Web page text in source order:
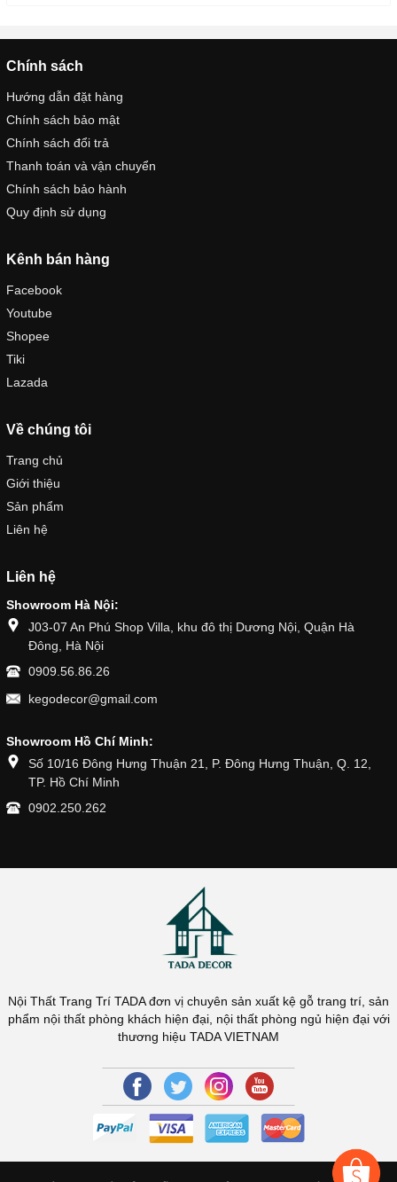
Chính sách
Hướng dẫn đặt hàng
Chính sách bảo mật
Chính sách đổi trả
Thanh toán và vận chuyển
Chính sách bảo hành
Quy định sử dụng
Kênh bán hàng
Facebook
Youtube
Shopee
Tiki
Lazada
Về chúng tôi
Trang chủ
Giới thiệu
Sản phẩm
Liên hệ
Liên hệ
Showroom Hà Nội:
J03-07 An Phú Shop Villa, khu đô thị Dương Nội, Quận Hà
Đông, Hà Nội
0909.56.86.26
kegodecor@gmail.com
Showroom Hồ Chí Minh:
Số 10/16 Đông Hưng Thuận 21, P. Đông Hưng Thuận, Q. 12,
TP. Hồ Chí Minh
0902.250.262
Nội Thất Trang Trí TADA đơn vị chuyên sản xuất kệ gỗ trang trí, sản
phẩm nội thất phòng khách hiện đại, nội thất phòng ngủ hiện đại với
thương hiệu TADA VIETNAM